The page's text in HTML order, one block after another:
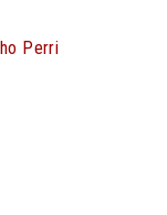
Perri